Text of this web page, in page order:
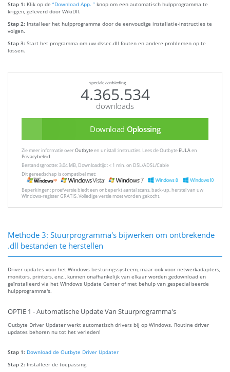
Stap 1: Klik op de “Download App. ” knop om een automatisch hulpprogramma te
krijgen, geleverd door WikiDll.
Stap 2: Installeer het hulpprogramma door de eenvoudige installatie-instructies te
volgen.
Stap 3: Start het programma om uw dssec.dll fouten en andere problemen op te
lossen.
speciale aanbieding
4.365.534
downloads
Download Oplossing
Zie meer informatie overOutbyteen unistall :instructies. Lees de Outbyte EULAen
Privacybeleid
Bestandsgrootte: 3.04 MB, Downloadtijd: < 1 min. on DSL/ADSL/Cable
Dit gereedschap is compatibel met:
Beperkingen: proefversie biedt een onbeperkt aantal scans, back-up, herstel van uw
Windows-register GRATIS. Volledige versie moet worden gekocht.
Methode 3: Stuurprogramma's bijwerken om ontbrekende
.dll bestanden te herstellen
Driver updates voor het Windows besturingssysteem, maar ook voor netwerkadapters,
monitors, printers, enz., kunnen onafhankelijk van elkaar worden gedownload en
geïnstalleerd via het Windows Update Center of met behulp van gespecialiseerde
hulpprogramma's.
OPTIE 1 - Automatische Update Van Stuurprogramma's
Outbyte Driver Updater werkt automatisch drivers bij op Windows. Routine driver
updates behoren nu tot het verleden!
Stap 1: Download de Outbyte Driver Updater
Stap 2: Installeer de toepassing